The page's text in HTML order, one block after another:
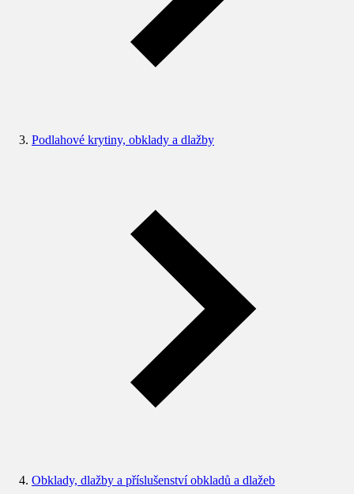
Podlahové krytiny, obklady a dlažby
Obklady, dlažby a příslušenství obkladů a dlažeb